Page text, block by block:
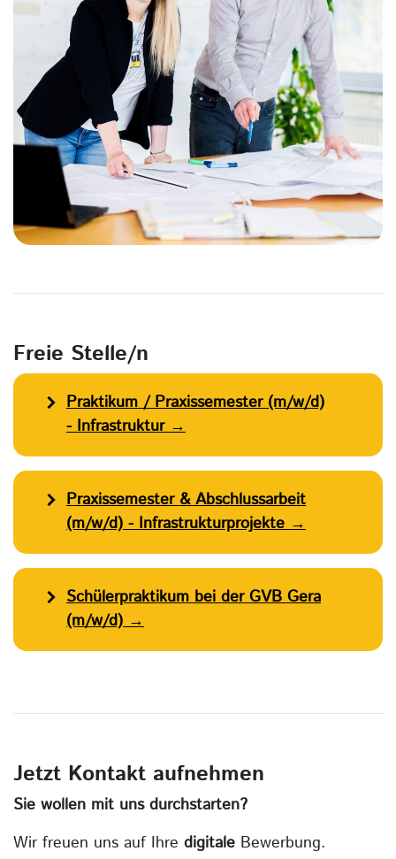
Freie Stelle/n
Praktikum / Praxissemester (m/w/d)
- Infrastruktur →
Praxissemester & Abschlussarbeit
(m/w/d) - Infrastrukturprojekte →
Schülerpraktikum bei der GVB Gera
(m/w/d) →
Jetzt Kontakt aufnehmen
Sie wollen mit uns durchstarten?
Wir freuen uns auf Ihre digitale Bewerbung.